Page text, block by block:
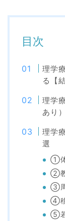
目次
理学
る【
理学
あり）
理学
選
①体
②教
③周
④移
⑤若